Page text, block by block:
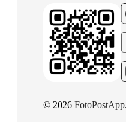
© 2026 FotoPostApp